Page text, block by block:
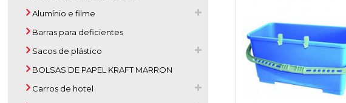
Alumínio e filme
Barras para deficientes
Sacos de plástico
BOLSAS DE PAPEL KRAFT MARRON
Carros de hotel